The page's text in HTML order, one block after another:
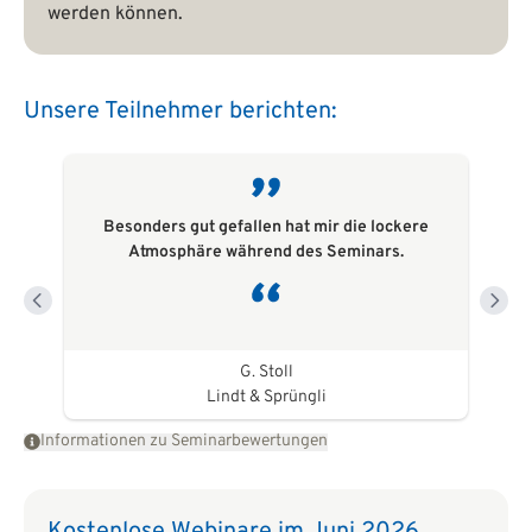
werden können.
Unsere Teilnehmer berichten:
Besonders gut gefallen hat mir die lockere
Atmosphäre während des Seminars.
G. Stoll
Lindt & Sprüngli
Informationen zu Seminarbewertungen